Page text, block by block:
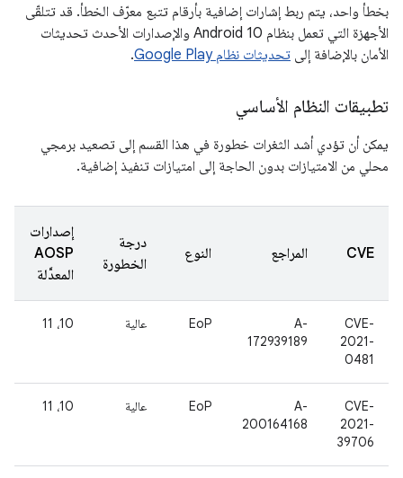
بخطأ واحد، يتم ربط إشارات إضافية بأرقام تتبع معرّف الخطأ. قد تتلقّى
الأجهزة التي تعمل بنظام Android 10 والإصدارات الأحدث تحديثات
الأمان بالإضافة إلى تحديثات نظام Google Play .
تطبيقات النظام الأساسي
يمكن أن تؤدي أشد الثغرات خطورة في هذا القسم إلى تصعيد برمجي
محلي من الامتيازات بدون الحاجة إلى امتيازات تنفيذ إضافية.
CVE المراجع النوع
درجة
الخطورة
إصدارات
AOSP
المعدَّلة
CVE-
2021-
0481
A-
172939189
EoP عالية 10، 11
CVE-
2021-
39706
A-
200164168
EoP عالية 10، 11